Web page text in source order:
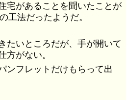
宅があることを聞いたことが
工法だったようだ。
たいところだが、手が開いて
方がない。
ンフレットだけもらって出